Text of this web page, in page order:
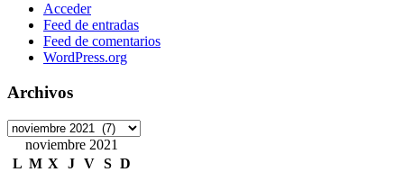
Acceder
Feed de entradas
Feed de comentarios
WordPress.org
Archivos
Archivos
noviembre 2021
L M X J V S D